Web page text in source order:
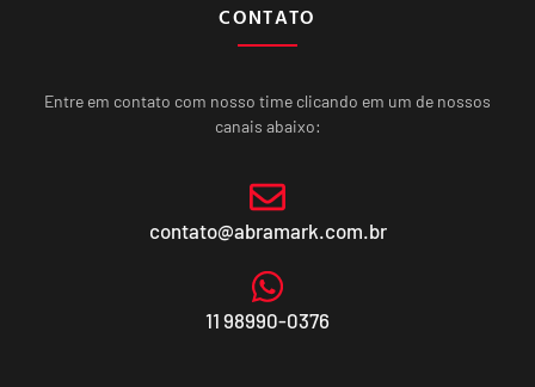
CONTATO
Entre em contato com nosso time clicando em um de nossos
canais abaixo:
contato@abramark.com.br
11 98990-0376